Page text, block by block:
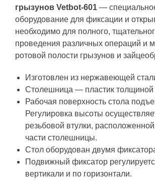
грызунов Vetbot-601 —
оборудование для фиксации и
необходимо для полного,
проведения различных операций и
ротовой полости грызунов и
Изготовлен из нержавеющей
Столешница — пластик
Рабочая поверхность стола
Регулировка высоты
резьбовой втулки,
части столешницы.
Стол оборудован двумя
Подвижный фиксатор
вертикали и по горизонтали.